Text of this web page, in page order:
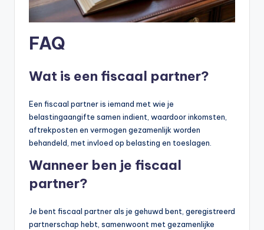
FAQ
Wat is een fiscaal partner?
Een fiscaal partner is iemand met wie je
belastingaangifte samen indient, waardoor inkomsten,
aftrekposten en vermogen gezamenlijk worden
behandeld, met invloed op belasting en toeslagen.
Wanneer ben je fiscaal
partner?
Je bent fiscaal partner als je gehuwd bent, geregistreerd
partnerschap hebt, samenwoont met gezamenlijke